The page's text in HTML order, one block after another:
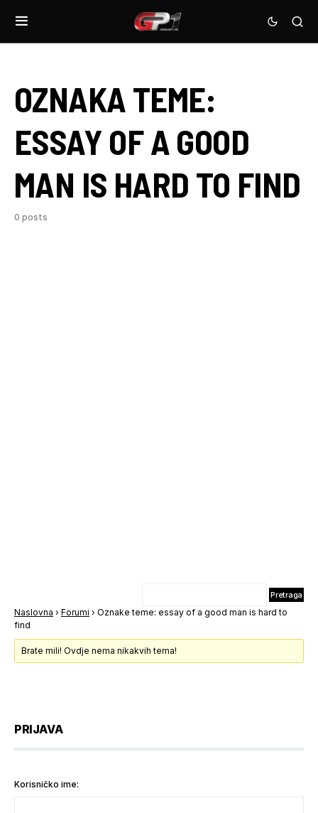
OZNAKA TEME:
ESSAY OF A GOOD
MAN IS HARD TO FIND
0 posts
Naslovna › Forumi › Oznake teme: essay of a good man is hard to
find
Brate mili! Ovdje nema nikakvih tema!
PRIJAVA
Korisničko ime: